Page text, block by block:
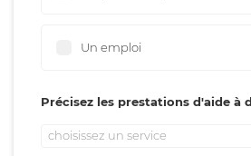
Un emploi
Précisez les prestations d'aide à
choisissez un service